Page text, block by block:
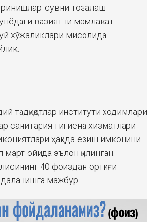
сувни тозалаш
вазиятни мамлакат
уй хўжаликлари мисолида
тадқиқотлар институти ходимлари
санитария-гигиена хизматлари
ҳақида ёзиш имконини
ойида эълон қилинган.
40 фоиздан ортиғи
мажбур.